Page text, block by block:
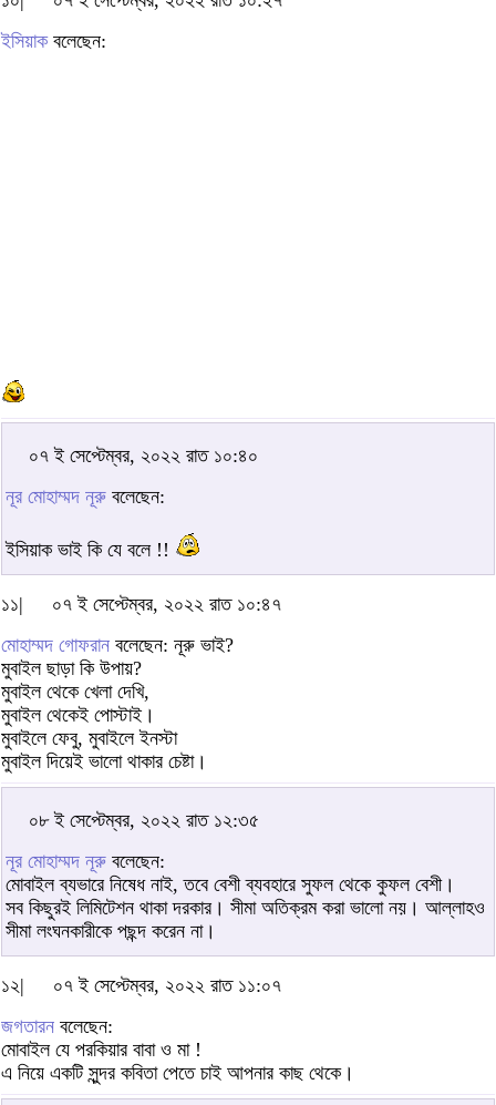
ইসিয়াকবলেছেন:
০৭ ই সেপ্টেম্বর, ২০২২ রাত ১০:৪০
নূর মোহাম্মদ নূরু বলেছেন:
ইসিয়াক ভাই কি যে বলে !!
১১|
০৭ ই সেপ্টেম্বর, ২০২২ রাত ১০:৪৭
মোহাম্মদ গোফরান বলেছেন: নূরু ভাই?
মুবাইল ছাড়া কি উপায়?
মুবাইল থেকে খেলা দেখি,
মুবাইল থেকেই পোস্টাই।
মুবাইলে ফেবু, মুবাইলে ইনস্টা
মুবাইল দিয়েই ভালো থাকার চেষ্টা।
০৮ ই সেপ্টেম্বর, ২০২২ রাত ১২:৩৫
নূর মোহাম্মদ নূরু বলেছেন:
মোবাইল ব্যভারে নিষেধ নাই, তবে বেশী ব্যবহারে সুফল থেকে কুফল বেশী।
সব কিছুরই লিমিটেশন থাকা দরকার। সীমা অতিক্রম করা ভালো নয়। আল্লাহও
সীমা লংঘনকারীকে পছন্দ করেন না।
১২|
০৭ ই সেপ্টেম্বর, ২০২২ রাত ১১:০৭
জগতারন বলেছেন:
মোবাইল যে পরকিয়ার বাবা ও মা !
এ নিয়ে একটি সুন্দর কবিতা পেতে চাই আপনার কাছ থেকে।